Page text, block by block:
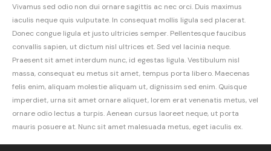
Vivamus sed odio non dui ornare sagittis ac nec orci. Duis maximus
iaculis neque quis vulputate. In consequat mollis ligula sed placerat.
Donec congue ligula et justo ultricies semper. Pellentesque faucibus
convallis sapien, ut dictum nisl ultrices et. Sed vel lacinia neque.
Praesent sit amet interdum nunc, id egestas ligula. Vestibulum nisl
massa, consequat eu metus sit amet, tempus porta libero. Maecenas
felis enim, aliquam molestie aliquam ut, dignissim sed enim. Quisque
imperdiet, urna sit amet ornare aliquet, lorem erat venenatis metus, vel
ornare odio lectus a turpis. Aenean cursus laoreet neque, ut porta
mauris posuere at. Nunc sit amet malesuada metus, eget iaculis ex.